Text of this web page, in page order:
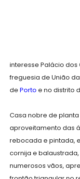
interesse Palácio
freguesia de União
de Porto e no distrito
Casa nobre de
aproveitamento das
rebocada e pintada,
cornija e
numerosos vãos,